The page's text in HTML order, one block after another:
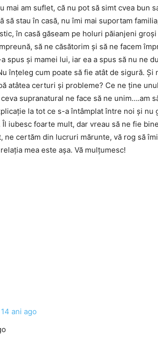
mai am suflet, că nu pot să simt cvea bun
să stau în casă, nu îmi mai suportam
în casă găseam pe holuri păianjeni
să ne căsătorim şi să ne facem
spus şi mamei lui, iar ea a spus să nu ne
înţeleg cum poate să fie atât de sigură.
atâtea certuri şi probleme? Ce ne ţine
supranatural ne face să ne unim….am
la tot ce s-a întâmplat între noi şi nu
Îl iubesc foarte mult, dar vreau să ne fie
ne certăm din lucruri mărunte, vă rog să
mea este aşa. Vă mulţumesc!
14 ani ago